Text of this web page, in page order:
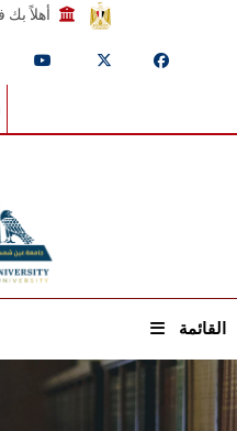
أهلاً
القائمة